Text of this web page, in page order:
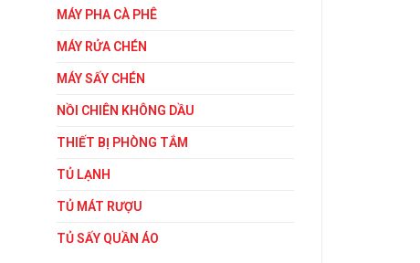
MÁY PHA CÀ PHÊ
MÁY RỬA CHÉN
MÁY SẤY CHÉN
NỒI CHIÊN KHÔNG DẦU
THIẾT BỊ PHÒNG TẮM
TỦ LẠNH
TỦ MÁT RƯỢU
TỦ SẤY QUẦN ÁO